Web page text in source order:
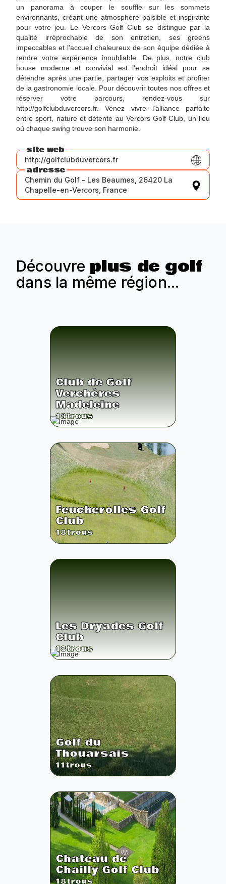
un panorama à couper le souffle sur les sommets
environnants, créant une atmosphère paisible et inspirante
pour votre jeu. Le Vercors Golf Club se distingue par la
qualité irréprochable de son entretien, ses greens
impeccables et l'accueil chaleureux de son équipe dédiée à
rendre votre expérience inoubliable. De plus, notre club
house moderne et convivial est l'endroit idéal pour se
détendre après une partie, partager vos exploits et profiter
de la gastronomie locale. Pour découvrir toutes nos offres et
réserver votre parcours, rendez-vous sur
http://golfclubduvercors.fr. Venez vivre l’alliance parfaite
entre sport, nature et détente au Vercors Golf Club, un lieu
où chaque swing trouve son harmonie.
site web
http://golfclubduvercors.fr
adresse
Chemin du Golf - Les Beaumes, 26420 La
Chapelle-en-Vercors, France
Découvre plus de golf
dans la même région...
Club de Golf
Verchères
Madeleine
18trous
Feucherolles Golf
Club
18trous
Les Dryades Golf
Club
18trous
Golf du
Thouarsais
11trous
Chateau de
Chailly Golf Club
18trous